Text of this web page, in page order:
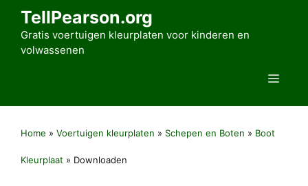
TellPearson.org
Gratis voertuigen kleurplaten voor kinderen en
volwassenen
Menu
Home » Voertuigen kleurplaten » Schepen en Boten » Boot
Kleurplaat » Downloaden